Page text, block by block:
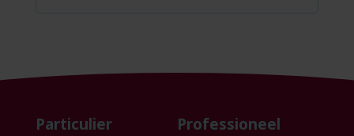
Particulier Professioneel